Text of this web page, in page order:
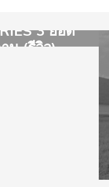
3 ยอด
น (รีวิว)